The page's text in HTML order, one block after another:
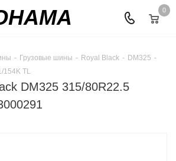
0
- Грузовые шины - Royal Black - DM325 -
154K TL
DM325 315/80R22.5